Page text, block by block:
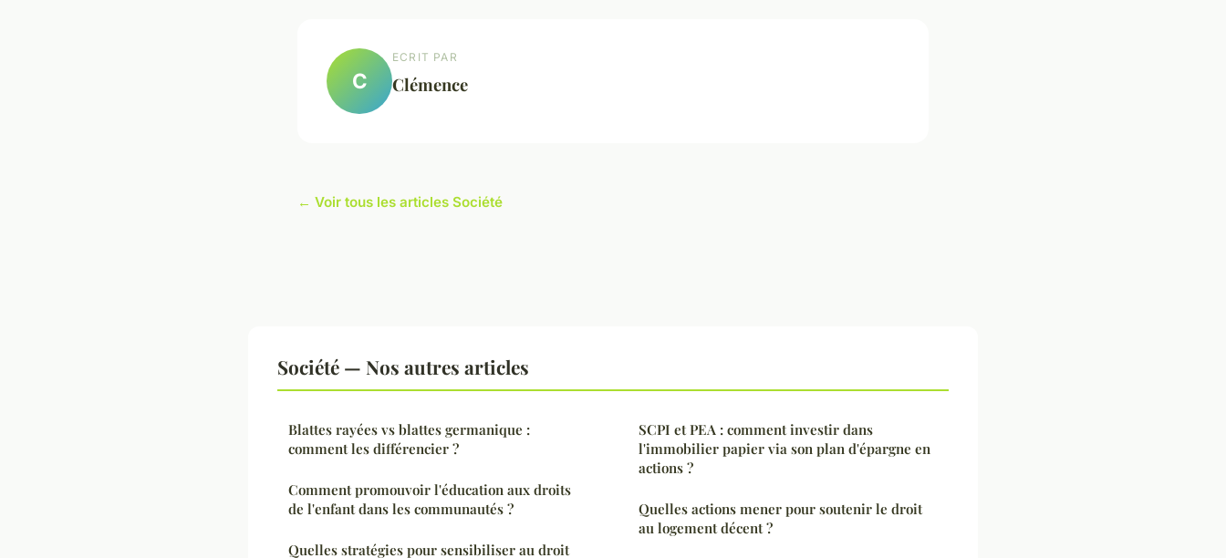
C
ECRIT PAR
Clémence
← Voir tous les articles Société
Société — Nos autres articles
Blattes rayées vs blattes germanique :
comment les différencier ?
Comment promouvoir l'éducation aux droits
de l'enfant dans les communautés ?
Quelles stratégies pour sensibiliser au droit
SCPI et PEA : comment investir dans
l'immobilier papier via son plan d'épargne en
actions ?
Quelles actions mener pour soutenir le droit
au logement décent ?